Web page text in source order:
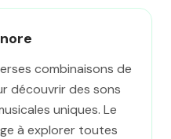
combinaisons de
découvrir des sons
uniques. Le
à explorer toutes